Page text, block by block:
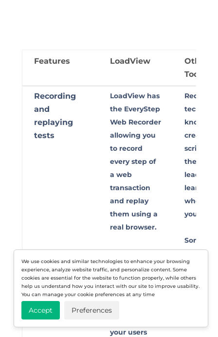
Features LoadView
Other
Tools
Features
LoadView
Other
Tools
Recording
and
replaying
tests
LoadView has
the EveryStep
Web Recorder
allowing you
to record
every step of
a web
transaction
and replay
them using a
real browser.
record multi-
step scripts to
cover critical
your users
Requires
technical
create
scripts
them.
lead to a
learning
when
your
Some
don’t
create
We use cookies and similar technologies to enhance your browsing
experience, analyze website traffic, and personalize content. Some
cookies are essential for the website to function properly, while others
help us understand how you interact with our site to improve usability.
You can manage your cookie preferences at any time
Accept Preferences